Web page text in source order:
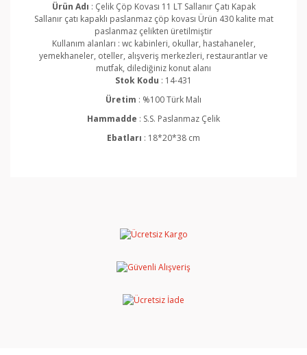
Ürün Adı : Çelik Çöp Kovası 11 LT Sallanır Çatı Kapak
Sallanır çatı kapaklı paslanmaz çöp kovası Ürün 430 kalite mat
paslanmaz çelikten üretilmiştir
Kullanım alanları : wc kabinleri, okullar, hastahaneler,
yemekhaneler, oteller, alışveriş merkezleri, restaurantlar ve
mutfak, dilediğiniz konut alanı
Stok Kodu : 14-431
Üretim : %100 Türk Malı
Hammadde : S.S. Paslanmaz Çelik
Ebatları : 18*20*38 cm
Yorum Yaz
Ürün açıklamasında eksik bilgiler bulunuyor.